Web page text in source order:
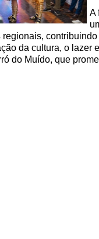
A
da cultura, o lazer
do Muído, que